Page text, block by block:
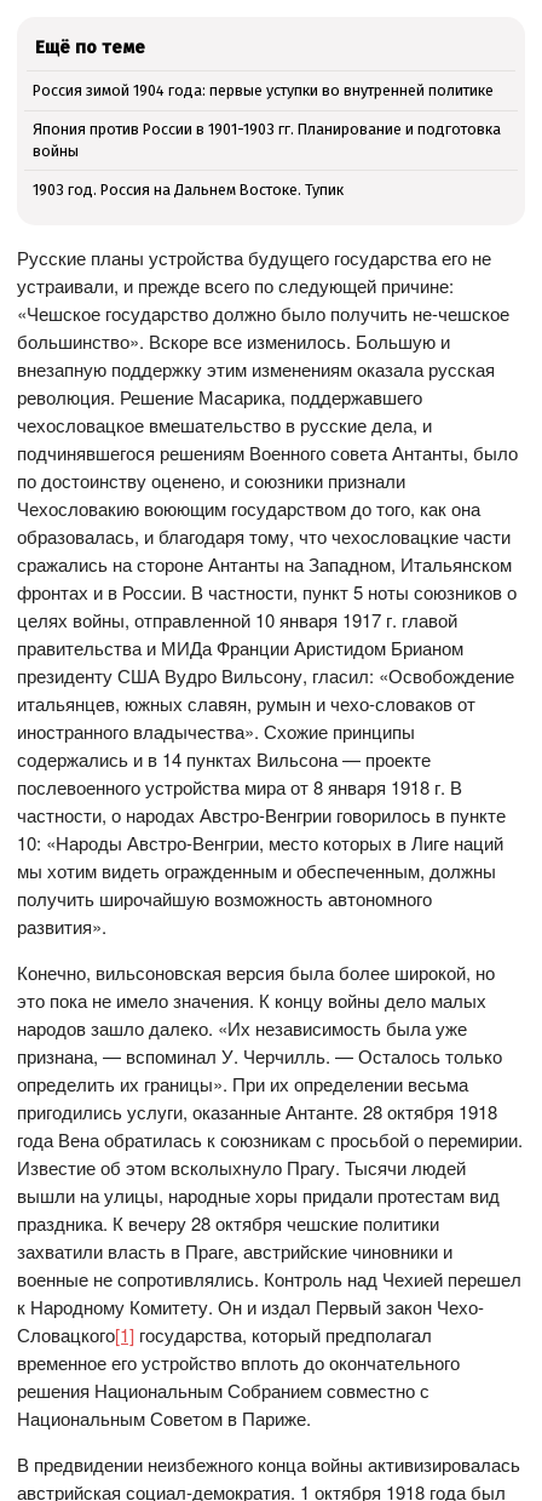
Ещё по теме
Россия зимой 1904 года: первые уступки во внутренней политике
Япония против России в 1901-1903 гг. Планирование и подготовка
войны
1903 год. Россия на Дальнем Востоке. Тупик
Русские планы устройства будущего государства его не
устраивали, и прежде всего по следующей причине:
«Чешское государство должно было получить не-чешское
большинство». Вскоре все изменилось. Большую и
внезапную поддержку этим изменениям оказала русская
революция. Решение Масарика, поддержавшего
чехословацкое вмешательство в русские дела, и
подчинявшегося решениям Военного совета Антанты, было
по достоинству оценено, и союзники признали
Чехословакию воюющим государством до того, как она
образовалась, и благодаря тому, что чехословацкие части
сражались на стороне Антанты на Западном, Итальянском
фронтах и в России. В частности, пункт 5 ноты союзников о
целях войны, отправленной 10 января 1917 г. главой
правительства и МИДа Франции Аристидом Брианом
президенту США Вудро Вильсону, гласил: «Освобождение
итальянцев, южных славян, румын и чехо-словаков от
иностранного владычества». Схожие принципы
содержались и в 14 пунктах Вильсона — проекте
послевоенного устройства мира от 8 января 1918 г. В
частности, о народах Австро-Венгрии говорилось в пункте
10: «Народы Австро-Венгрии, место которых в Лиге наций
мы хотим видеть огражденным и обеспеченным, должны
получить широчайшую возможность автономного
развития».
Конечно, вильсоновская версия была более широкой, но
это пока не имело значения. К концу войны дело малых
народов зашло далеко. «Их независимость была уже
признана, — вспоминал У. Черчилль. — Осталось только
определить их границы». При их определении весьма
пригодились услуги, оказанные Антанте. 28 октября 1918
года Вена обратилась к союзникам с просьбой о перемирии.
Известие об этом всколыхнуло Прагу. Тысячи людей
вышли на улицы, народные хоры придали протестам вид
праздника. К вечеру 28 октября чешские политики
захватили власть в Праге, австрийские чиновники и
военные не сопротивлялись. Контроль над Чехией перешел
к Народному Комитету. Он и издал Первый закон Чехо-
Словацкого[1] государства, который предполагал
временное его устройство вплоть до окончательного
решения Национальным Собранием совместно с
Национальным Советом в Париже.
В предвидении неизбежного конца войны активизировалась
австрийская социал-демократия. 1 октября 1918 года был